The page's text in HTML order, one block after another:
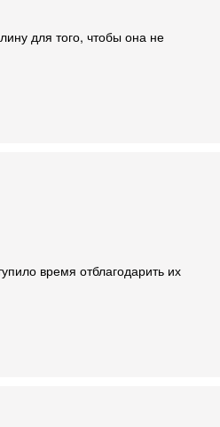
для того, чтобы она не
время отблагодарить их